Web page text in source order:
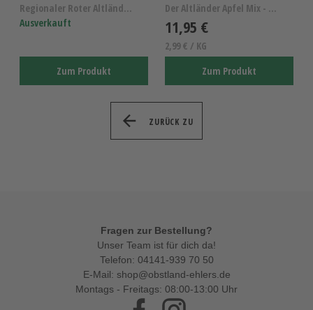
Regionaler Roter Altländer Apfel-Fruchtaufstrich, ...
Ausverkauft
Zum Produkt
Der Altländer Apfel Mix - Altländer Apfelsorten
11,95 €
2,99 € / KG
Zum Produkt
ZURÜCK ZU
Fragen zur Bestellung?
Unser Team ist für dich da!
Telefon: 04141-939 70 50
E-Mail: shop@obstland-ehlers.de
Montags - Freitags: 08:00-13:00 Uhr
Facebook